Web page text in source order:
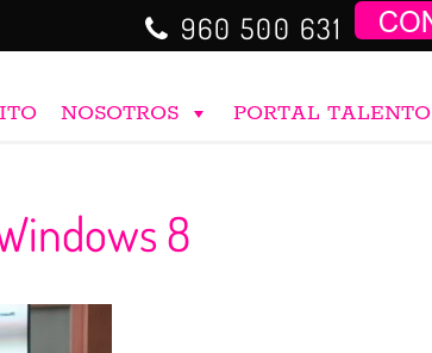
960 500 631
NOSOTROS PORTAL TALENTO
8